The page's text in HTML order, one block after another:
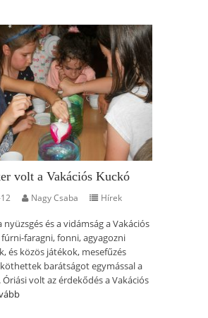
volt a Vakációs Kuckó
Nagy Csaba Hírek
nyüzsgés és a vidámság a Vakációs
faragni, fonni, agyagozni
és közös játékok, mesefűzés
barátságot egymással a
volt az érdekődés a Vakációs